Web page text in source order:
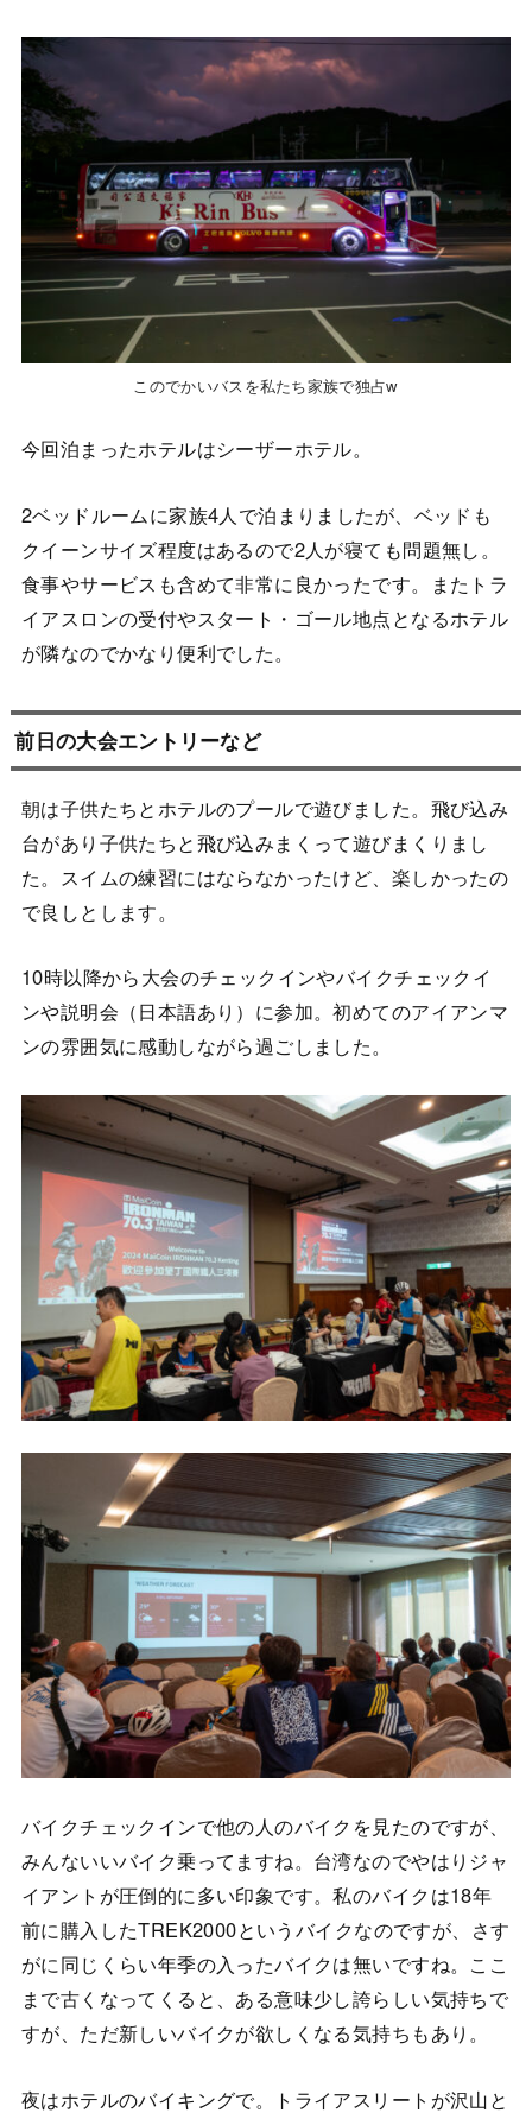
このでかいバスを私たち家族で独占w
今回泊まったホテルはシーザーホテル。
2ベッドルームに家族4人で泊まりましたが、ベッドも
クイーンサイズ程度はあるので2人が寝ても問題無し。
食事やサービスも含めて非常に良かったです。またトラ
イアスロンの受付やスタート・ゴール地点となるホテル
が隣なのでかなり便利でした。
前日の大会エントリーなど
朝は子供たちとホテルのプールで遊びました。飛び込み
台があり子供たちと飛び込みまくって遊びまくりまし
た。スイムの練習にはならなかったけど、楽しかったの
で良しとします。
10時以降から大会のチェックインやバイクチェックイ
ンや説明会（日本語あり）に参加。初めてのアイアンマ
ンの雰囲気に感動しながら過ごしました。
バイクチェックインで他の人のバイクを見たのですが、
みんないいバイク乗ってますね。台湾なのでやはりジャ
イアントが圧倒的に多い印象です。私のバイクは18年
前に購入したTREK2000というバイクなのですが、さす
がに同じくらい年季の入ったバイクは無いですね。ここ
まで古くなってくると、ある意味少し誇らしい気持ちで
すが、ただ新しいバイクが欲しくなる気持ちもあり。
夜はホテルのバイキングで。トライアスリートが沢山と